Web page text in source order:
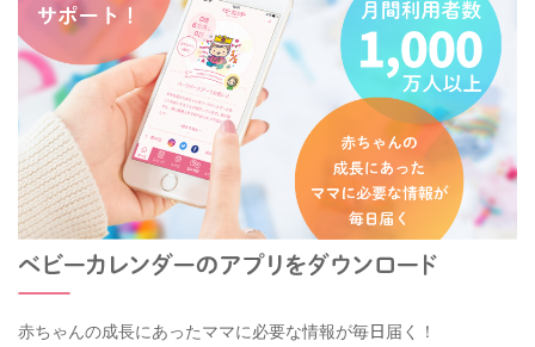
赤ちゃんの成長にあったママに必要な情報が毎日届く！